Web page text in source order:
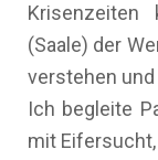
Krisenzeiten
(Saale) der
verstehen
Ich begleite
mit